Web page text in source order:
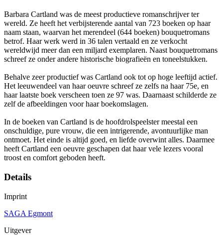
Barbara Cartland was de meest productieve romanschrijver ter
wereld. Ze heeft het verbijsterende aantal van 723 boeken op haar
naam staan, waarvan het merendeel (644 boeken) bouquetromans
betrof. Haar werk werd in 36 talen vertaald en ze verkocht
wereldwijd meer dan een miljard exemplaren. Naast bouquetromans
schreef ze onder andere historische biografieën en toneelstukken.
Behalve zeer productief was Cartland ook tot op hoge leeftijd actief.
Het leeuwendeel van haar oeuvre schreef ze zelfs na haar 75e, en
haar laatste boek verscheen toen ze 97 was. Daarnaast schilderde ze
zelf de afbeeldingen voor haar boekomslagen.
In de boeken van Cartland is de hoofdrolspeelster meestal een
onschuldige, pure vrouw, die een intrigerende, avontuurlijke man
ontmoet. Het einde is altijd goed, en liefde overwint alles. Daarmee
heeft Cartland een oeuvre geschapen dat haar vele lezers vooral
troost en comfort geboden heeft.
Details
Imprint
SAGA Egmont
Uitgever